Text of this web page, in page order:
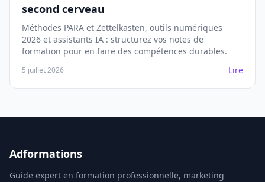
second cerveau
Méthodes PARA et Zettelkasten, outils numériques
2026 et assistants IA : structurez vos notes de
formation pour en faire des compétences durables.
5 juillet 2026 Lire
Adformations
Guide expert en formation professionnelle, marketing